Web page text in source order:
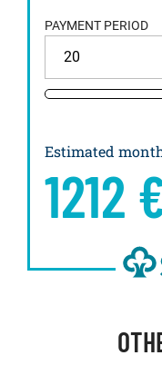
PAYMENT PERIOD
Estimated
1212